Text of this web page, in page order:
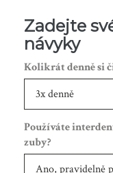
Zadejte
návyky
Kolikrát denně si
Používáte
zuby?